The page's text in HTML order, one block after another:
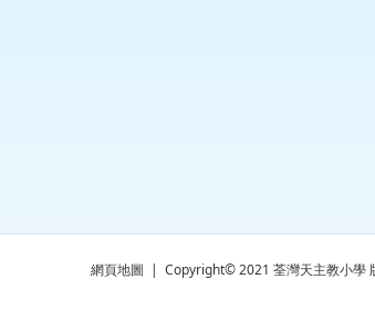
網頁地圖 | Copyright© 2021 荃灣天主教小學